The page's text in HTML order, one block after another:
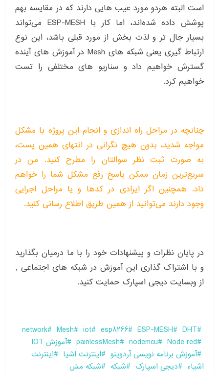
است البته هردو مورد عیب هایی دارند که در مقایسه بهم
پوشش داده شده‌اند، اما کار با ESP-MESH می‌تواند
بسیار جال تر و لذت بخش از مورد قبلی باشد، این نوع
ارتباط گیری یعنی شبکه های Mesh در آموزش های آینده
گسترش خواهیم داد و سناریو های مختلفی را تست
خواهیم کرد.
چنانچه در مراحل راه اندازی و انجام این پروژه با مشکل
مواجه شدید، بدون هیچ نگرانی در انتهای همین پست،
به صورت ثبت نظر سوالتان را مطرح کنید. من در
سریع‌ترین زمان ممکن پاسخ رفع مشکل شما را خواهم
داد. همچنین اگر ایرادی در کدها و یا مراحل اجرایی
وجود دارند می‌توانید از همین طریق اطلاع رسانی کنید.
در پایان نظرات و پیشنهادات خود را با ما درمیان بگذارید
و با اشتراک گذاری این آموزش در شبکه های اجتماعی ,
از وبسایت دیجی اسپارک حمایت کنید.
DHT
ESP-MESH
esp8266
iot
Mesh
network
Node red
nodemcu
painlessMesh
آموزش IOT
آموزش برنامه نویسی آردوینو
اینترنت اشیا
اینترنت
اشیاء
دیجی اسپارک شبکه شبکه مش